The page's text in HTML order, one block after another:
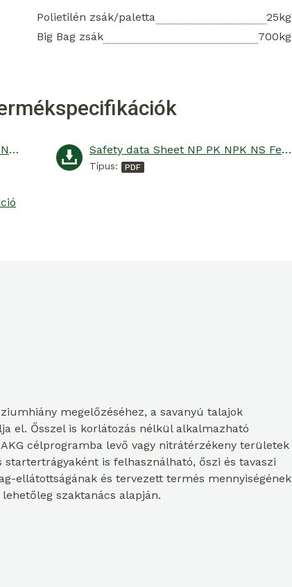
Polietilén zsák/paletta
25kg
Big Bag zsák
700kg
Biztonsági adatlap NP, PK, NPK és N+S komplex műtrágya Safety data Sheet NP PK NPK NS Fertiliser
Típus:
megelőzéséhez, a savanyú talajok
el. Ősszel is korlátozás nélkül alkalmazható
célprogramba levő vagy nitrátérzékeny területek
is felhasználható, őszi és tavaszi
ellátottságának és tervezett termés mennyiségének
szaktanács alapján.